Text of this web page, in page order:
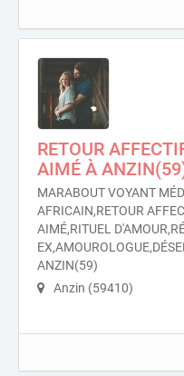
RETOUR
AIMÉ À
MARABOUT VOYANT
AFRICAIN,RETOUR
AIMÉ,RITUEL
ANZIN(59)
Anzin (59410)